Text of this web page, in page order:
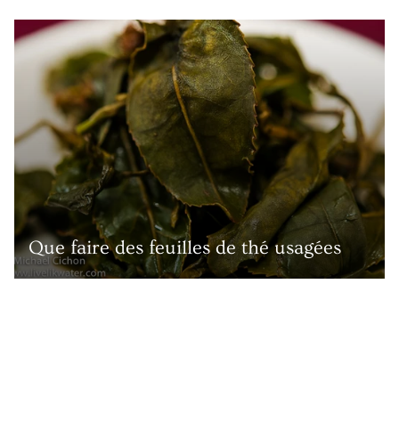
Que faire des feuilles de thé usagées